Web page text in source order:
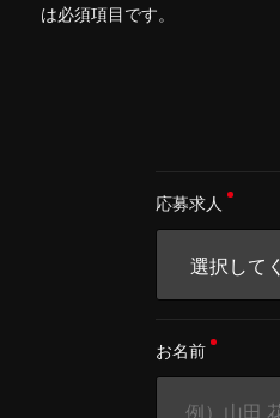
は必須項目です。
応募求人
お名前